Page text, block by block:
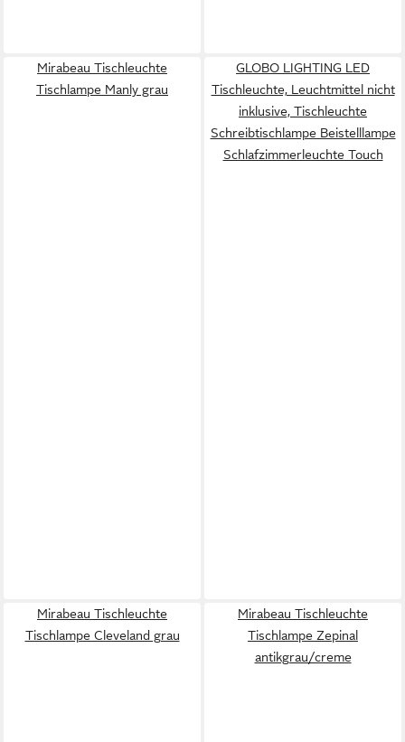
Mirabeau Tischleuchte
Tischlampe Manly grau
GLOBO LIGHTING LED
Tischleuchte, Leuchtmittel nicht
inklusive, Tischleuchte
Schreibtischlampe Beistelllampe
Schlafzimmerleuchte Touch
Mirabeau Tischleuchte
Tischlampe Cleveland grau
Mirabeau Tischleuchte
Tischlampe Zepinal
antikgrau/creme